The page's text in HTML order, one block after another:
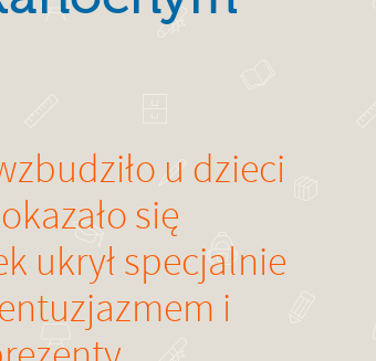
u dzieci
się
ukrył specjalnie
i